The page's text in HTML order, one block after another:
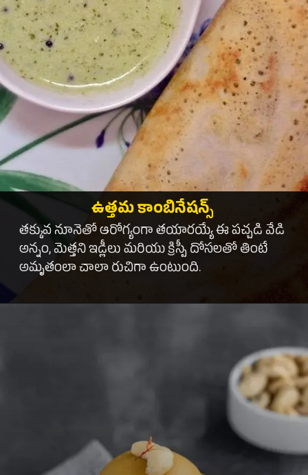
తక్కువ నూనెతో ఆరోగ్యంగా తయారయ్యే ఈ పచ్చడి వేడి
అన్నం, మెత్తని ఇడ్లీలు మరియు క్రిస్పీ దోసలతో తింటే
అమృతంలా చాలా రుచిగా ఉంటుంది.
ఉత్తమ కాంబినేషన్స్